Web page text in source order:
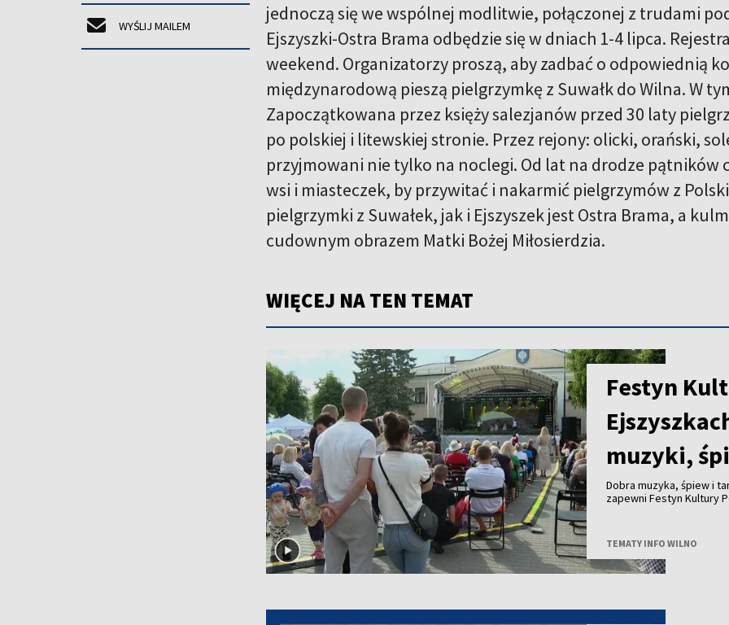
WYŚLIJ MAILEM
jednoczą się we wspólnej modlitwie, połączonej z trudami
Ejszyszki-Ostra Brama odbędzie się w dniach 1-4 lipca.
weekend. Organizatorzy proszą, aby zadbać o odpowiednią
międzynarodową pieszą pielgrzymkę z Suwałk do Wilna. W
Zapoczątkowana przez księży salezjanów przed 30 laty
po polskiej i litewskiej stronie. Przez rejony: olicki, orański,
przyjmowani nie tylko na noclegi. Od lat na drodze pątników
wsi i miasteczek, by przywitać i nakarmić pielgrzymów z
pielgrzymki z Suwałek, jak i Ejszyszek jest Ostra Brama, a
cudownym obrazem Matki Bożej Miłosierdzia.
WIĘCEJ NA TEN TEMAT
Festyn
muzyki,
Dobra muzyka, śpiew i
zapewni Festyn Kultury
TEMATY INFO WILNO